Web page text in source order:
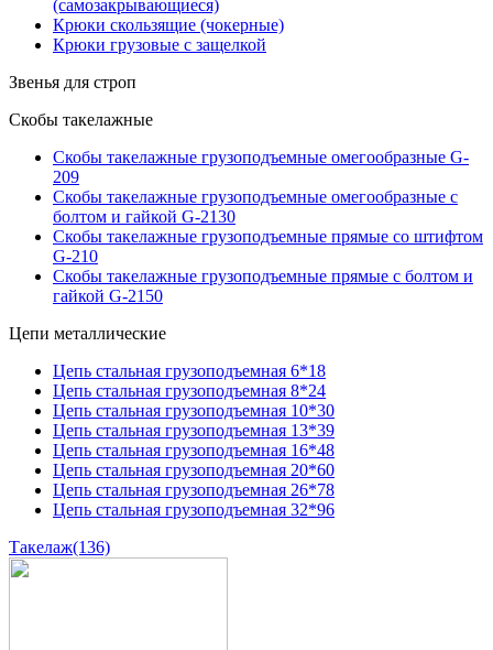
(самозакрывающиеся)
Крюки скользящие (чокерные)
Крюки грузовые с защелкой
Звенья для строп
Скобы такелажные
Скобы такелажные грузоподъемные омегообразные G-
209
Скобы такелажные грузоподъемные омегообразные с
болтом и гайкой G-2130
Скобы такелажные грузоподъемные прямые со штифтом
G-210
Скобы такелажные грузоподъемные прямые с болтом и
гайкой G-2150
Цепи металлические
Цепь стальная грузоподъемная 6*18
Цепь стальная грузоподъемная 8*24
Цепь стальная грузоподъемная 10*30
Цепь стальная грузоподъемная 13*39
Цепь стальная грузоподъемная 16*48
Цепь стальная грузоподъемная 20*60
Цепь стальная грузоподъемная 26*78
Цепь стальная грузоподъемная 32*96
Такелаж(136)